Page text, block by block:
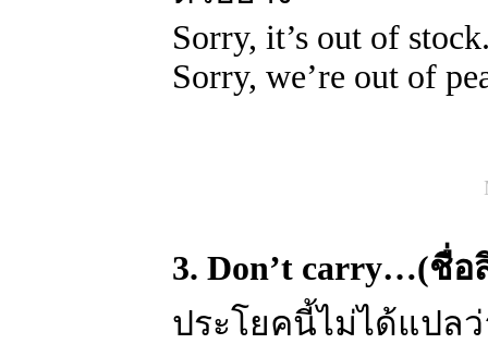
Sorry, it’s out of
Sorry, we’re out of
3. Don’t carry…(ชื่อ
ประโยคนี้ไม่ได้แปล